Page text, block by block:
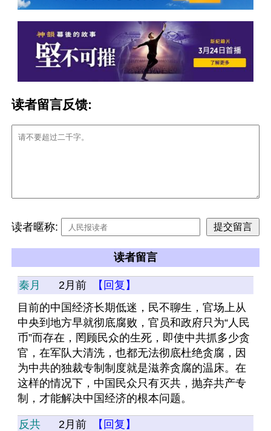
读者留言反馈:
读者暱称:
读者留言
秦月 2月前
【回复】
目前的中国经济长期低迷，民不聊生，官场上从
中央到地方早就彻底腐败，官员和政府只为“人民
币”而存在，罔顾民众的生死，即使中共抓多少贪
官，在军队大清洗，也都无法彻底杜绝贪腐，因
为中共的独裁专制制度就是滋养贪腐的温床。在
这样的情况下，中国民众只有灭共，抛弃共产专
制，才能解决中国经济的根本问题。
反共 2月前
【回复】